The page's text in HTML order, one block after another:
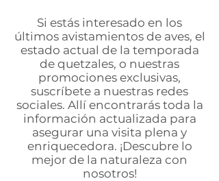
Si estás interesado en los
últimos avistamientos de aves, el
estado actual de la temporada
de quetzales, o nuestras
promociones exclusivas,
suscríbete a nuestras redes
sociales. Allí encontrarás toda la
información actualizada para
asegurar una visita plena y
enriquecedora. ¡Descubre lo
mejor de la naturaleza con
nosotros!